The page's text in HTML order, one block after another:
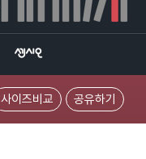
사이즈비교 공유하기